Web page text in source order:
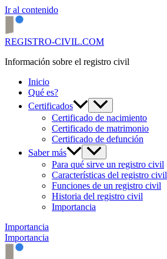
Ir al contenido
REGISTRO-CIVIL.COM
Información sobre el registro civil
Inicio
Qué es?
Certificados
Certificado de nacimiento
Certificado de matrimonio
Certificado de defunción
Saber más
Para qué sirve un registro civil
Características del registro civil
Funciones de un registro civil
Historia del registro civil
Importancia
Importancia
Importancia